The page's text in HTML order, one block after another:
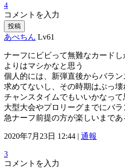
4
コメントを入力
投稿
あべちん Lv61
ナーフにビビって無難なカードし
よりはマシかなと思う
個人的には、新弾直後からバラ
求めてないし、その時期はぶっ
チャンスタイムでもいいかなって
大型大会やプロリーグまでにバ
急ナーフ前提の方が楽しいまであ
2020年7月23日 12:44 | 通報
3
コメントを入力